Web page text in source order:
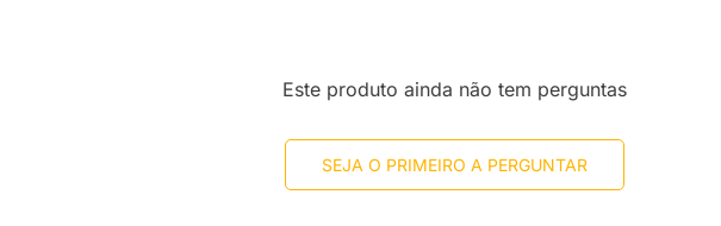
Este produto ainda não tem perguntas
SEJA O PRIMEIRO A PERGUNTAR